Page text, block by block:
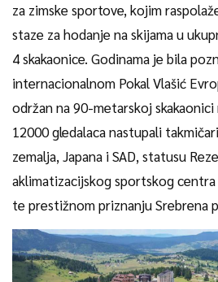
za zimske sportove, kojim
staze za hodanje na skijama u
4 skakaonice. Godinama je bila
internacionalnom Pokal Vlašić
održan na 90-metarskoj
12000 gledalaca nastupali
zemalja, Japana i SAD, statusu
aklimatizacijskog sportskog centra
te prestižnom priznanju Srebrena